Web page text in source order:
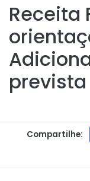
Receita
prevista
Compartilhe: